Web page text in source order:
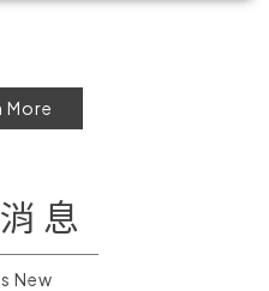
More
消息
New